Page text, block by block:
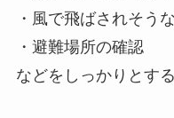
・風で飛ばされそう
・避難場所の確認
などをしっかりとす